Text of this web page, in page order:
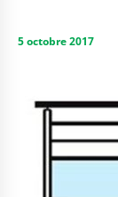
5 octobre 2017